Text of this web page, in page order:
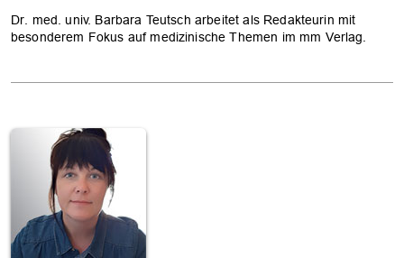
Dr. med. univ. Barbara Teutsch arbeitet als Redakteurin mit
besonderem Fokus auf medizinische Themen im mm Verlag.